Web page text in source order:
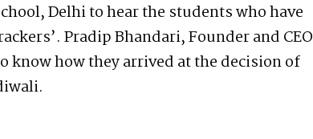
Delhi to hear the students who have
Pradip Bhandari, Founder and CEO
know how they arrived at the decision of